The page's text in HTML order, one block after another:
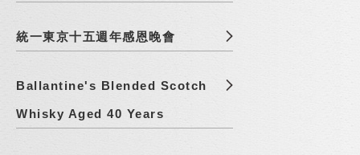
統一東京十五週年感恩晚會
Ballantine's Blended Scotch
Whisky Aged 40 Years